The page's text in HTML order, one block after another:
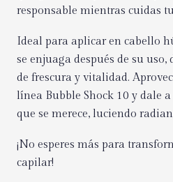
responsable mientras cuidas
Ideal para aplicar en cabello
se enjuaga después de su
de frescura y vitalidad.
línea Bubble Shock 10 y dale
que se merece, luciendo
¡No esperes más para
capilar!